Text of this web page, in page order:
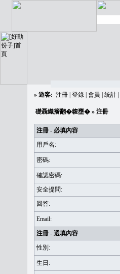
» 遊客: 注冊 登錄 會員 統計
礎聶織簷翻�䪖壅� » 注冊
注冊 - 必填內容
用戶名:
密碼:
確認密碼:
安全提問:
回答:
Email:
注冊 - 選填內容
性別:
生日: